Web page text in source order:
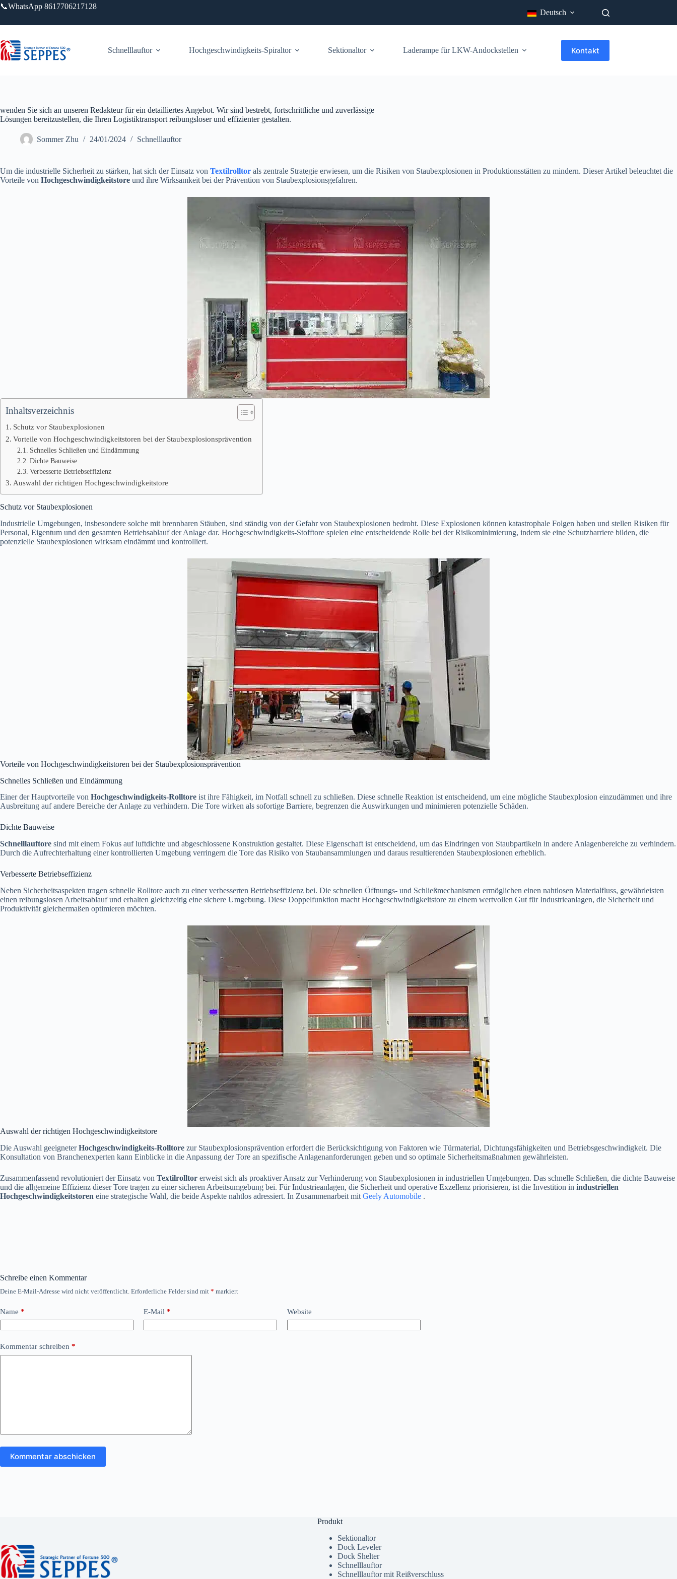
Zum
📞WhatsApp 8617706217128
Deutsch
Schnelllauftor Hochgeschwindigkeits-Spiraltor Sektionaltor Laderampe für LKW-Andockstellen Über uns Branche
Kontakt
wenden Sie sich an unseren Redakteur für ein detailliertes Angebot. Wir sind bestrebt, fortschrittliche und zuverlässige
Lösungen bereitzustellen, die Ihren Logistiktransport reibungsloser und effizienter gestalten.
Sommer Zhu 24/01/2024 Schnelllauftor
Um die industrielle Sicherheit zu stärken, hat sich der Einsatz von Textilrolltor als zentrale Strategie erwiesen, um die Risiken von Staubexplosionen in Produktionsstätten zu mindern. Dieser Artikel beleuchtet die
Vorteile von Hochgeschwindigkeitstore und ihre Wirksamkeit bei der Prävention von Staubexplosionsgefahren.
Inhaltsverzeichnis
Schutz vor Staubexplosionen
Vorteile von Hochgeschwindigkeitstoren bei der Staubexplosionsprävention
Schnelles Schließen und Eindämmung
Dichte Bauweise
Verbesserte Betriebseffizienz
Auswahl der richtigen Hochgeschwindigkeitstore
Schutz vor Staubexplosionen
Industrielle Umgebungen, insbesondere solche mit brennbaren Stäuben, sind ständig von der Gefahr von Staubexplosionen bedroht. Diese Explosionen können katastrophale Folgen haben und stellen Risiken für
Personal, Eigentum und den gesamten Betriebsablauf der Anlage dar. Hochgeschwindigkeits-Stofftore spielen eine entscheidende Rolle bei der Risikominimierung, indem sie eine Schutzbarriere bilden, die
potenzielle Staubexplosionen wirksam eindämmt und kontrolliert.
Vorteile von Hochgeschwindigkeitstoren bei der Staubexplosionsprävention
Schnelles Schließen und Eindämmung
Einer der Hauptvorteile von Hochgeschwindigkeits-Rolltore ist ihre Fähigkeit, im Notfall schnell zu schließen. Diese schnelle Reaktion ist entscheidend, um eine mögliche Staubexplosion einzudämmen und ihre
Ausbreitung auf andere Bereiche der Anlage zu verhindern. Die Tore wirken als sofortige Barriere, begrenzen die Auswirkungen und minimieren potenzielle Schäden.
Dichte Bauweise
Schnelllauftore sind mit einem Fokus auf luftdichte und abgeschlossene Konstruktion gestaltet. Diese Eigenschaft ist entscheidend, um das Eindringen von Staubpartikeln in andere Anlagenbereiche zu verhindern.
Durch die Aufrechterhaltung einer kontrollierten Umgebung verringern die Tore das Risiko von Staubansammlungen und daraus resultierenden Staubexplosionen erheblich.
Verbesserte Betriebseffizienz
Neben Sicherheitsaspekten tragen schnelle Rolltore auch zu einer verbesserten Betriebseffizienz bei. Die schnellen Öffnungs- und Schließmechanismen ermöglichen einen nahtlosen Materialfluss, gewährleisten
einen reibungslosen Arbeitsablauf und erhalten gleichzeitig eine sichere Umgebung. Diese Doppelfunktion macht Hochgeschwindigkeitstore zu einem wertvollen Gut für Industrieanlagen, die Sicherheit und
Produktivität gleichermaßen optimieren möchten.
Auswahl der richtigen Hochgeschwindigkeitstore
Die Auswahl geeigneterHochgeschwindigkeits-Rolltore zur Staubexplosionsprävention erfordert die Berücksichtigung von Faktoren wie Türmaterial, Dichtungsfähigkeiten und Betriebsgeschwindigkeit. Die
Konsultation von Branchenexperten kann Einblicke in die Anpassung der Tore an spezifische Anlagenanforderungen geben und so optimale Sicherheitsmaßnahmen gewährleisten.
Zusammenfassend revolutioniert der Einsatz von Textilrolltor erweist sich als proaktiver Ansatz zur Verhinderung von Staubexplosionen in industriellen Umgebungen. Das schnelle Schließen, die dichte Bauweise
und die allgemeine Effizienz dieser Tore tragen zu einer sicheren Arbeitsumgebung bei. Für Industrieanlagen, die Sicherheit und operative Exzellenz priorisieren, ist die Investition in industriellen
Hochgeschwindigkeitstoren eine strategische Wahl, die beide Aspekte nahtlos adressiert. In Zusammenarbeit mit Geely Automobile .
Schreibe einen Kommentar
Deine E-Mail-Adresse wird nicht veröffentlicht. Erforderliche Felder sind mit * markiert
Name * E-Mail * Website
Kommentar schreiben *
Kommentar abschicken
Produkt
Sektionaltor
Dock Leveler
Dock Shelter
Schnelllauftor
Schnelllauftor mit Reißverschluss